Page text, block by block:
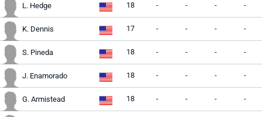
L. Hedge 18 - - - -
K. Dennis 17 - - - -
S. Pineda 18 - - - -
J. Enamorado 18 - - - -
G. Armistead 18 - - - -